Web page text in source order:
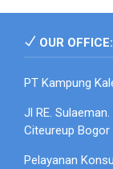
OUR OFFICE:
PT Kampung
Jl RE.
Citeureup Bogor
Pelayanan